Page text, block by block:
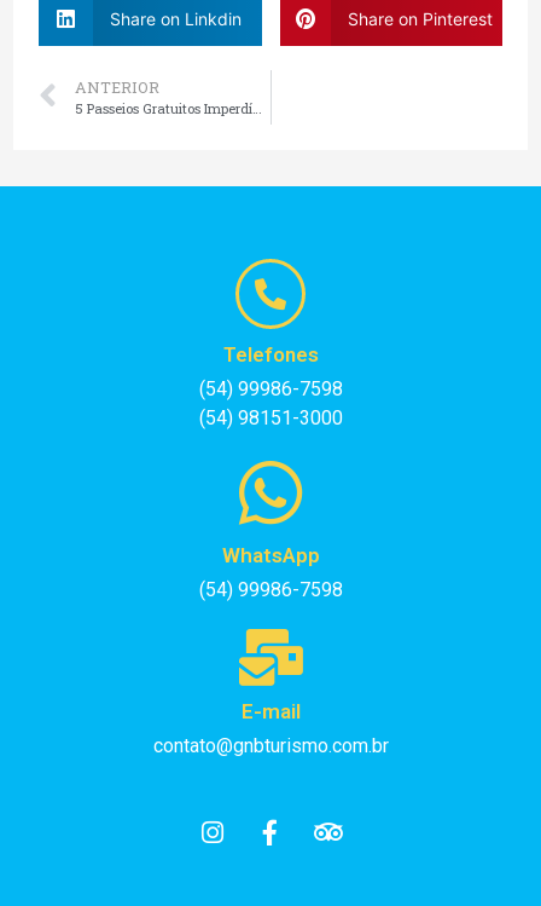
Share on Linkdin Share on Pinterest
ANTERIOR
5 Passeios Gratuitos Imperdíveis em Gramado e Canela
Telefones
(54) 99986-7598
(54) 98151-3000
WhatsApp
(54) 99986-7598
E-mail
contato@gnbturismo.com.br